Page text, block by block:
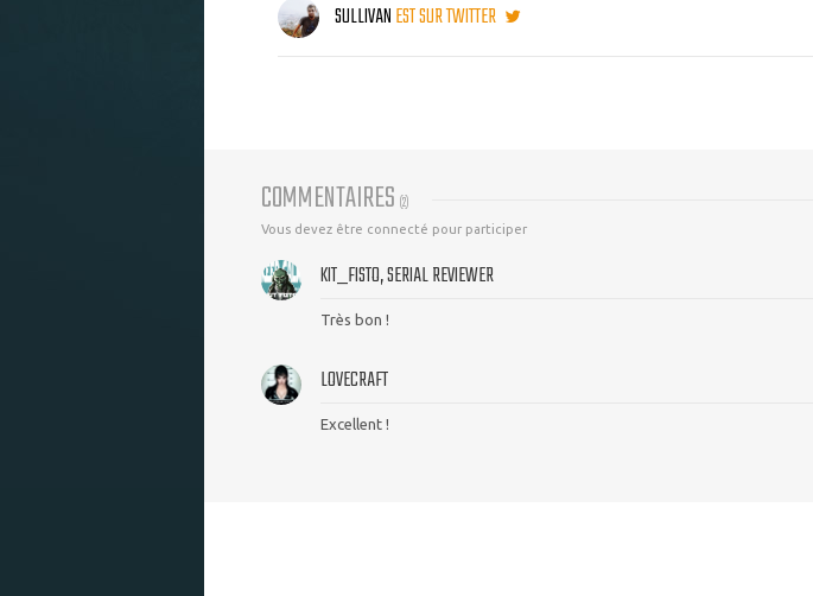
SULLIVANEST SUR TWITTER
COMMENTAIRES (2)
Vous devez être connecté pour participer
KIT_FISTO, SERIAL REVIEWER
Très bon !
LOVECRAFT
Excellent !